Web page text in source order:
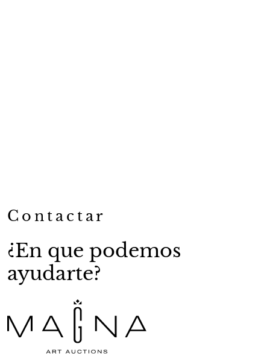
Contactar
¿En que podemos
ayudarte?